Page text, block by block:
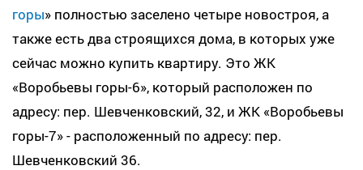
горы» полностью заселено четыре новостроя, а
также есть два строящихся дома, в которых уже
сейчас можно купить квартиру. Это ЖК
«Воробьевы горы-6», который расположен по
адресу: пер. Шевченковский, 32, и ЖК «Воробьевы
горы-7» - расположенный по адресу: пер.
Шевченковский 36.